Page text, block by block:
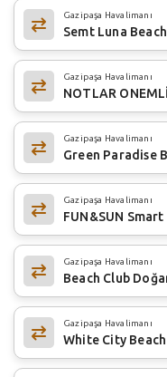
Gazipaşa Havalimanı
Semt Luna
Gazipaşa Havalimanı
NOTLAR ONEMLİ
Gazipaşa Havalimanı
Green Paradise
Gazipaşa Havalimanı
FUN&SUN
Gazipaşa Havalimanı
Beach Club
Gazipaşa Havalimanı
White City Beach